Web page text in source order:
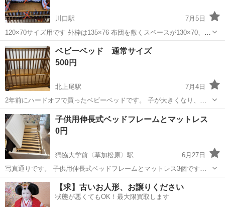
川口駅
7月5日
120×70サイズ用です 外枠は135×76 布団を敷くスペースが130×70、高
さが48 です。(単位:cm) 写真の通り、柵は手前に折れるようになって
埼玉 川口市 川口駅 ベッド ベット
ベビーベッド 通常サイズ
500円
北上尾駅
7月4日
2年前にハードオフで買ったベビーベッドです。 子が大きくなり、使
わなくなったので出品します。 状態は、傷や削れなどはそこそこあり
ますが、使える状態です。 カビはないですし、このベッドではおむつ
替えは基本的にしていませんでし...
埼玉 上尾市 北上尾駅
子供用伸長式ベッドフレームとマットレス
0円
獨協大学前〈草加松原〉駅
6月27日
写真通りです。 子供用伸長式ベッドフレームとマットレス3個です。 2
歳3歳位から大人まで利用できると思います。 ベットフレームは下記
リンクと同じの物です。サイズや使用方法このURLをご覧ください
https://w...
埼玉 草加市 獨協大学前〈草加松原〉駅 ベッド
【求】古いお人形、お譲りください
状態が悪くてもOK！最大限買取します